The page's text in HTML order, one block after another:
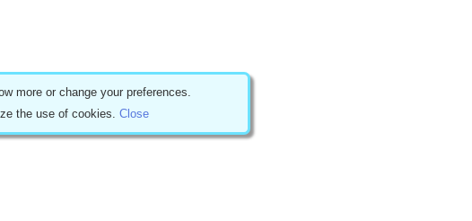
mezzo.
more or change your preferences.
the use of cookies. Close